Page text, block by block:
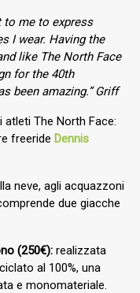
to me to express
I wear. Having the
like The North Face
for the 40th
been amazing.”Griff
The North Face:
freeride Dennis
neve, agli acquazzoni
due giacche
(250€): realizzata
al 100%, una
e monomateriale.